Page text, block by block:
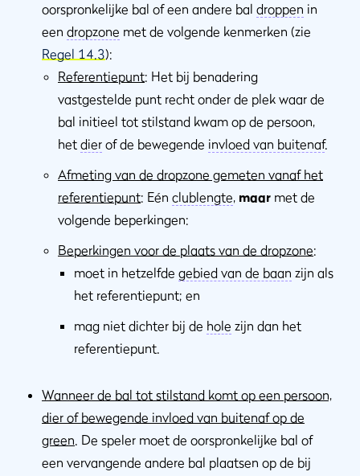
oorspronkelijke bal of een andere bal droppen in
een dropzone met de volgende kenmerken (zie
Regel 14.3):
Referentiepunt: Het bij benadering
vastgestelde punt recht onder de plek waar de
bal initieel tot stilstand kwam op de persoon,
het dier of de bewegende invloed van buitenaf.
Afmeting van de dropzone gemeten vanaf het
referentiepunt: Eén clublengte, maar met de
volgende beperkingen:
Beperkingen voor de plaats van de dropzone:
moet in hetzelfde gebied van de baan zijn als
het referentiepunt; en
mag niet dichter bij de hole zijn dan het
referentiepunt.
Wanneer de bal tot stilstand komt op een persoon,
dier of bewegende invloed van buitenaf op de
green. De speler moet de oorspronkelijke bal of
een vervangende andere bal plaatsen op de bij